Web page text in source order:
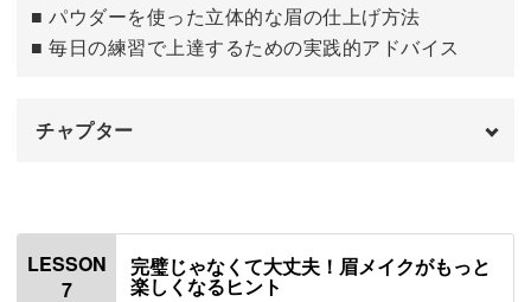
■ パウダーを使った立体的な眉の仕上げ方法
■ 毎日の練習で上達するための実践的アドバイス
チャプター
モデルさんが挑戦！
おわりに
LESSON
7
完璧じゃなくて大丈夫！眉メイクがもっと
楽しくなるヒント